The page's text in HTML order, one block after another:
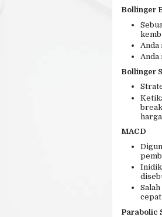
Bollinger
Anda
Anda
Bollinger
MACD
Parabolic